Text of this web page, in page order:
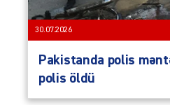
30.07.2026
Pakistanda polis
polis öldü